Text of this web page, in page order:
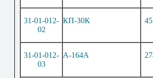
31-01-012-
02
КП-30К 45
31-01-012-
03
А-164А 27